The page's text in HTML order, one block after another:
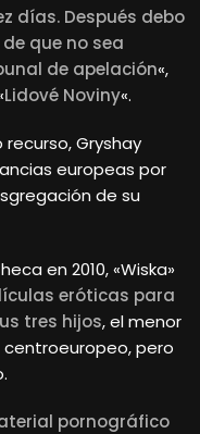
días. Después debo
que no sea
de apelación«,
Lidové Noviny«.
Gryshay
europeas por
de su
en 2010, «Wiska»
eróticas para
tres hijos, el menor
pero
pornográfico